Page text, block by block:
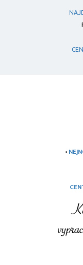
•